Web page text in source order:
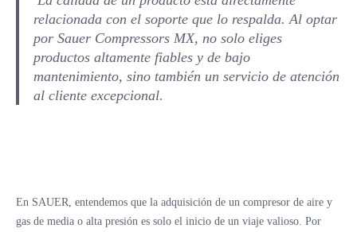
relacionada con el soporte que lo respalda. Al optar
por Sauer Compressors MX, no solo eliges
productos altamente fiables y de bajo
mantenimiento, sino también un servicio de atención
al cliente excepcional.
En SAUER, entendemos que la adquisición de un compresor de aire y
gas de media o alta presión es solo el inicio de un viaje valioso. Por